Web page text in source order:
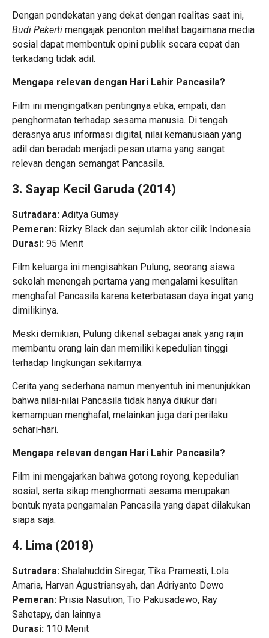
Dengan pendekatan yang dekat dengan realitas saat ini,
Budi Pekerti mengajak penonton melihat bagaimana media
sosial dapat membentuk opini publik secara cepat dan
terkadang tidak adil.
Mengapa relevan dengan Hari Lahir Pancasila?
Film ini mengingatkan pentingnya etika, empati, dan
penghormatan terhadap sesama manusia. Di tengah
derasnya arus informasi digital, nilai kemanusiaan yang
adil dan beradab menjadi pesan utama yang sangat
relevan dengan semangat Pancasila.
3. Sayap Kecil Garuda (2014)
Sutradara: Aditya Gumay
Pemeran: Rizky Black dan sejumlah aktor cilik Indonesia
Durasi: 95 Menit
Film keluarga ini mengisahkan Pulung, seorang siswa
sekolah menengah pertama yang mengalami kesulitan
menghafal Pancasila karena keterbatasan daya ingat yang
dimilikinya.
Meski demikian, Pulung dikenal sebagai anak yang rajin
membantu orang lain dan memiliki kepedulian tinggi
terhadap lingkungan sekitarnya.
Cerita yang sederhana namun menyentuh ini menunjukkan
bahwa nilai-nilai Pancasila tidak hanya diukur dari
kemampuan menghafal, melainkan juga dari perilaku
sehari-hari.
Mengapa relevan dengan Hari Lahir Pancasila?
Film ini mengajarkan bahwa gotong royong, kepedulian
sosial, serta sikap menghormati sesama merupakan
bentuk nyata pengamalan Pancasila yang dapat dilakukan
siapa saja.
4. Lima (2018)
Sutradara: Shalahuddin Siregar, Tika Pramesti, Lola
Amaria, Harvan Agustriansyah, dan Adriyanto Dewo
Pemeran: Prisia Nasution, Tio Pakusadewo, Ray
Sahetapy, dan lainnya
Durasi: 110 Menit